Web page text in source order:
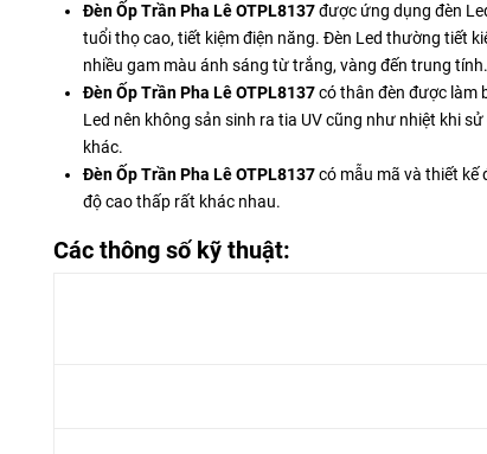
Đèn Ốp Trần Pha Lê OTPL8137được ứng dụng đèn
tuổi thọ cao, tiết kiệm điện năng. Đèn Led thường tiết
nhiều gam màu ánh sáng từ trắng, vàng đến trung
Đèn Ốp Trần Pha Lê OTPL8137có thân đèn được làm
Led nên không sản sinh ra tia UV cũng như nhiệt khi
khác.
Đèn Ốp Trần Pha Lê OTPL8137có mẫu mã và thiết kế
độ cao thấp rất khác nhau.
Các thông số kỹ thuật: